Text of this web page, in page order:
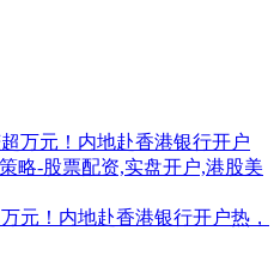
元！内地赴香港银行开户热，